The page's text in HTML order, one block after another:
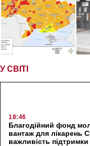
У СВІТІ
18:46
Благодійний фонд
вантаж для лікарень
важливість